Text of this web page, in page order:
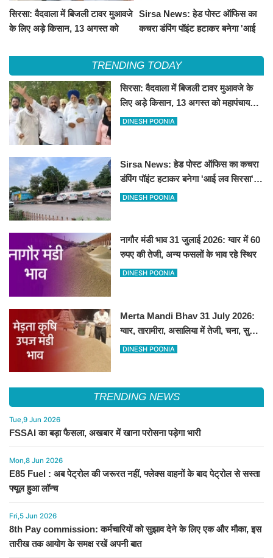
सिरसा: वैदवाला में बिजली टावर मुआवजे
के लिए अड़े किसान, 13 अगस्त को
Sirsa News: हेड पोस्ट ऑफिस का
कचरा डंपिंग पॉइंट हटाकर बनेगा 'आई
TRENDING TODAY
सिरसा: वैदवाला में बिजली टावर मुआवजे के
लिए अड़े किसान, 13 अगस्त को महापंचायत
का ऐलान
DINESH POONIA
Sirsa News: हेड पोस्ट ऑफिस का कचरा
डंपिंग पॉइंट हटाकर बनेगा 'आई लव सिरसा'
सेल्फी पॉइंट
DINESH POONIA
नागौर मंडी भाव 31 जुलाई 2026: ग्वार में 60
रुपए की तेजी, अन्य फसलों के भाव रहे स्थिर
DINESH POONIA
Merta Mandi Bhav 31 July 2026:
ग्वार, तारामीरा, असालिया में तेजी, चना, सुवा,
रायड़ा मंदे बिके
DINESH POONIA
TRENDING NEWS
Tue,9 Jun 2026
FSSAI का बड़ा फैसला, अखबार में खाना परोसना पड़ेगा भारी
Mon,8 Jun 2026
E85 Fuel : अब पेट्रोल की जरूरत नहीं, फ्लेक्स वाहनों के बाद पेट्रोल से सस्ता
फ्यूल हुआ लॉन्च
Fri,5 Jun 2026
8th Pay commission: कर्मचारियों को सुझाव देने के लिए एक और मौका, इस
तारीख तक आयोग के समक्ष रखें अपनी बात